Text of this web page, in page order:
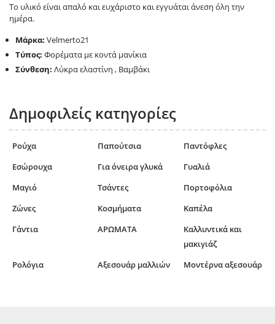
Το υλικό είναι απαλό και ευχάριστο και εγγυάται άνεση όλη την
ημέρα.
Μάρκα: Velmerto21
Τύπος: Φορέματα με κοντά μανίκια
Σύνθεση: Λύκρα ελαστίνη , Βαμβάκι
Δημοφιλείς κατηγορίες
Ρούχα Παπούτσια
Παντόφλες
Εσώρουχα
Για όνειρα γλυκά
Γυαλιά
Μαγιό
Τσάντες
Πορτοφόλια
Ζώνες
Κοσμήματα
Καπέλα
Γάντια
ΑΡΩΜΑΤΑ
Καλλυντικά και
μακιγιάζ
Ρολόγια
Αξεσουάρ μαλλιών Μοντέρνα αξεσουάρ